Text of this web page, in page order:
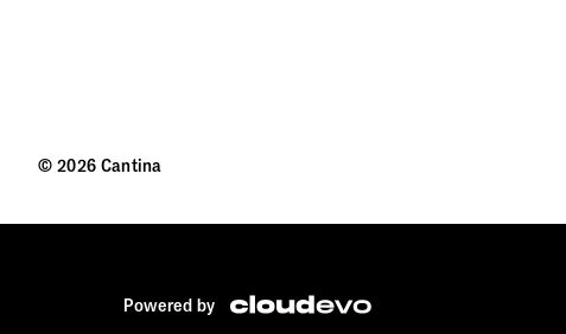
© 2026 Cantina
Powered by